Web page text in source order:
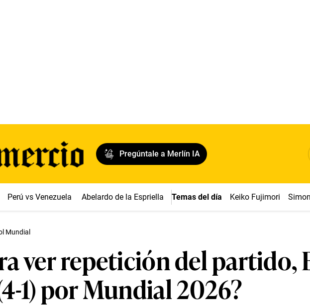
Pregúntale a Merlín IA
Perú vs Venezuela Abelardo de la Espriella Temas del día Keiko Fujimori
Mundial
ver repetición del partido,
1) por Mundial 2026?